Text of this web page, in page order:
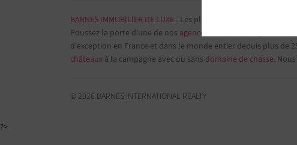
BARNES IMMOBILIER DE LUXE - Les plus belles demeures et
Poussez la porte d'une de nos agences immobilièresparmi nos
d'exception en France et dans le monde entier depuis plus de
châteaux à la campagne avec ou sans domaine de chasse.
© 2026 BARNES INTERNATIONAL REALTY
?>